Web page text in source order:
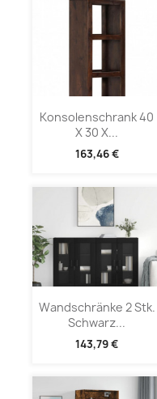
Konsolenschrank 40
X 30 X...
163,46 €
Wandschränke 2 Stk.
Schwarz...
143,79 €